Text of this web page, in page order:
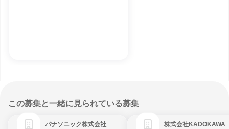
この募集と一緒に見られている募集
パナソニック株式会社 株式会社KADOKAWA